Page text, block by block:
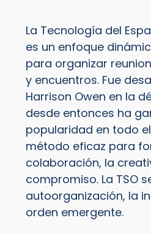
La Tecnología del
es un enfoque
para organizar
y encuentros. Fue
Harrison Owen en la
desde entonces ha
popularidad en todo
método eficaz para
colaboración, la
compromiso. La TSO
autoorganización, la
orden emergente.